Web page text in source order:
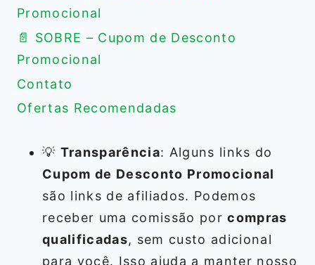
Promocional
📄 SOBRE – Cupom de Desconto
Promocional
Contato
Ofertas Recomendadas
💡 Transparência: Alguns links do
Cupom de Desconto Promocional
são links de afiliados. Podemos
receber uma comissão porcompras
qualificadas, sem custo adicional
para você. Isso ajuda a manter nosso